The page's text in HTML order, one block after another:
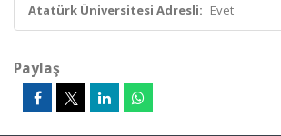
Atatürk Üniversitesi Adresli: Evet
Paylaş